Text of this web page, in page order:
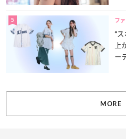
5 フ
“
上
ー
MORE